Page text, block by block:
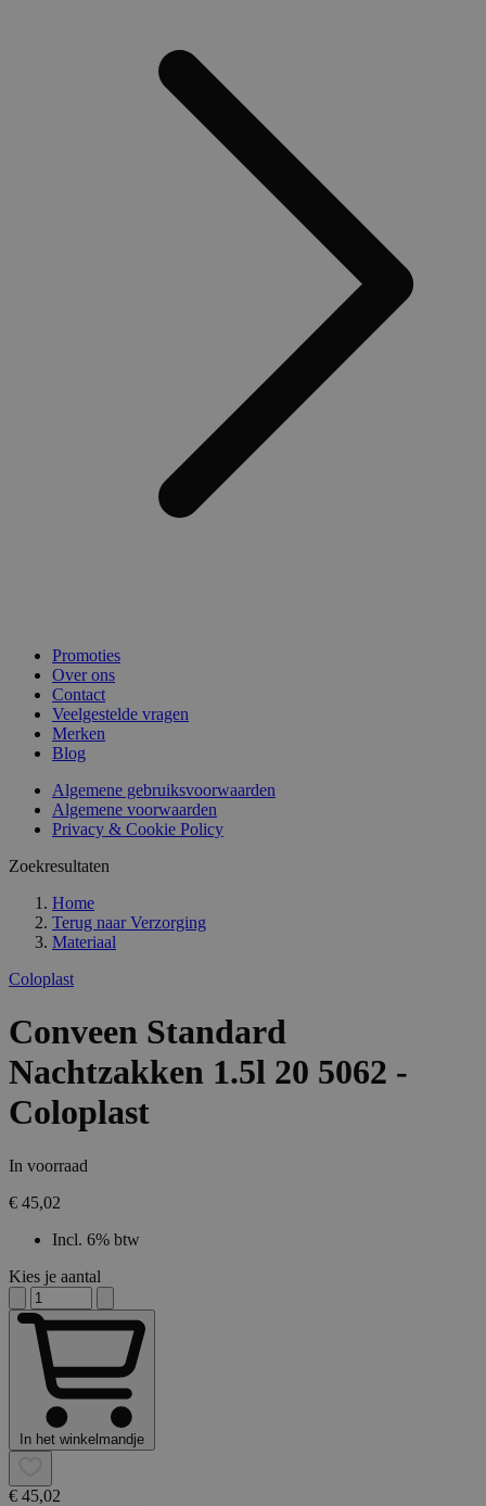
Promoties
Over ons
Contact
Veelgestelde vragen
Merken
Blog
Algemene gebruiksvoorwaarden
Algemene voorwaarden
Privacy & Cookie Policy
Zoekresultaten
Home
Terug naar Verzorging
Materiaal
Coloplast
Conveen Standard
Nachtzakken 1.5l 20 5062 -
Coloplast
In voorraad
€ 45,02
Incl. 6% btw
Kies je aantal
In het winkelmandje
€ 45,02